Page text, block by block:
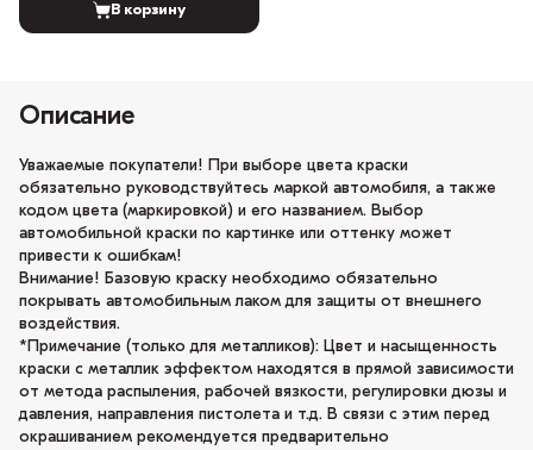
В корзину
Описание
Уважаемые покупатели! При выборе цвета краски
обязательно руководствуйтесь маркой автомобиля, а также
кодом цвета (маркировкой) и его названием. Выбор
автомобильной краски по картинке или оттенку может
привести к ошибкам!
Внимание! Базовую краску необходимо обязательно
покрывать автомобильным лаком для защиты от внешнего
воздействия.
*Примечание (только для металликов): Цвет и насыщенность
краски с металлик эффектом находятся в прямой зависимости
от метода распыления, рабочей вязкости, регулировки дюзы и
давления, направления пистолета и т.д. В связи с этим перед
окрашиванием рекомендуется предварительно